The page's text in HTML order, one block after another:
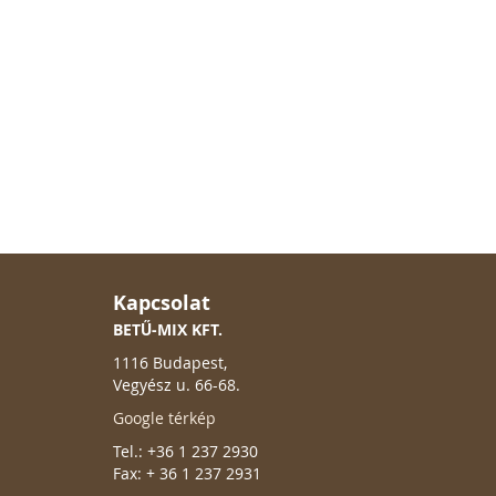
Kapcsolat
BETŰ-MIX KFT.
1116 Budapest,
Vegyész u. 66-68.
Google térkép
Tel.: +36 1 237 2930
Fax: + 36 1 237 2931